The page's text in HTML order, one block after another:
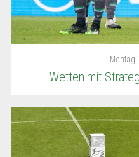
Montag
Wetten mit